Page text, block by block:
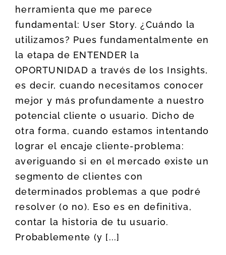
herramienta que me parece
fundamental: User Story. ¿Cuándo la
utilizamos? Pues fundamentalmente en
la etapa de ENTENDER la
OPORTUNIDAD a través de los Insights,
es decir, cuando necesitamos conocer
mejor y más profundamente a nuestro
potencial cliente o usuario. Dicho de
otra forma, cuando estamos intentando
lograr el encaje cliente-problema:
averiguando si en el mercado existe un
segmento de clientes con
determinados problemas a que podré
resolver (o no). Eso es en definitiva,
contar la historia de tu usuario.
Probablemente (y [...]